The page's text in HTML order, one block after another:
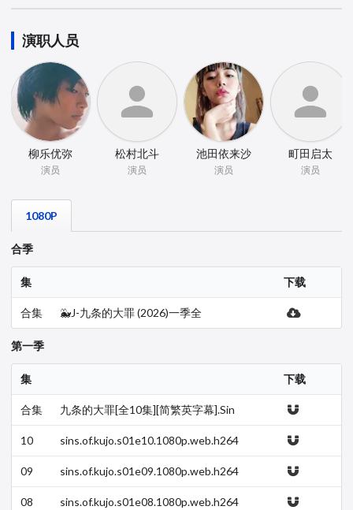
演职人员
柳乐优弥
演员
松村北斗
演员
池田依来沙
演员
町田启太
演员
1080P
合季
集 下载
合集 🐳J-九条的大罪 (2026)一季全
第一季
集 下载
合集
九条的大罪[全10集][简繁英字幕].Sin
10
sins.of.kujo.s01e10.1080p.web.h264
09
sins.of.kujo.s01e09.1080p.web.h264
08
sins.of.kujo.s01e08.1080p.web.h264